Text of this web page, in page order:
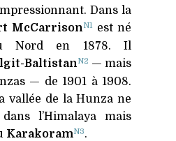
Dans la
McCarrisonN1
est né
Nord en 1878. Il
BaltistanN2 — mais
— de 1901 à 1908.
vallée de la Hunza ne
l’Himalaya mais
KarakoramN3.